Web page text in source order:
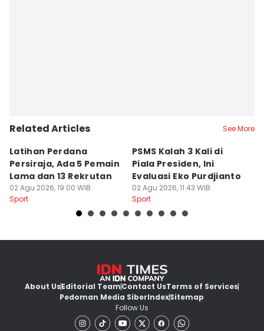
Related Articles See More
Latihan Perdana
Persiraja, Ada 5 Pemain
Lama dan 13 Rekrutan
02 Agu 2026, 19:00 WIB
Sport
PSMS Kalah 3 Kali di
Piala Presiden, Ini
Evaluasi Eko Purdjianto
02 Agu 2026, 11:43 WIB
Sport
About UsEditorial TeamContact UsTerms of Services
Pedoman Media SiberIndexSitemap
Follow Us